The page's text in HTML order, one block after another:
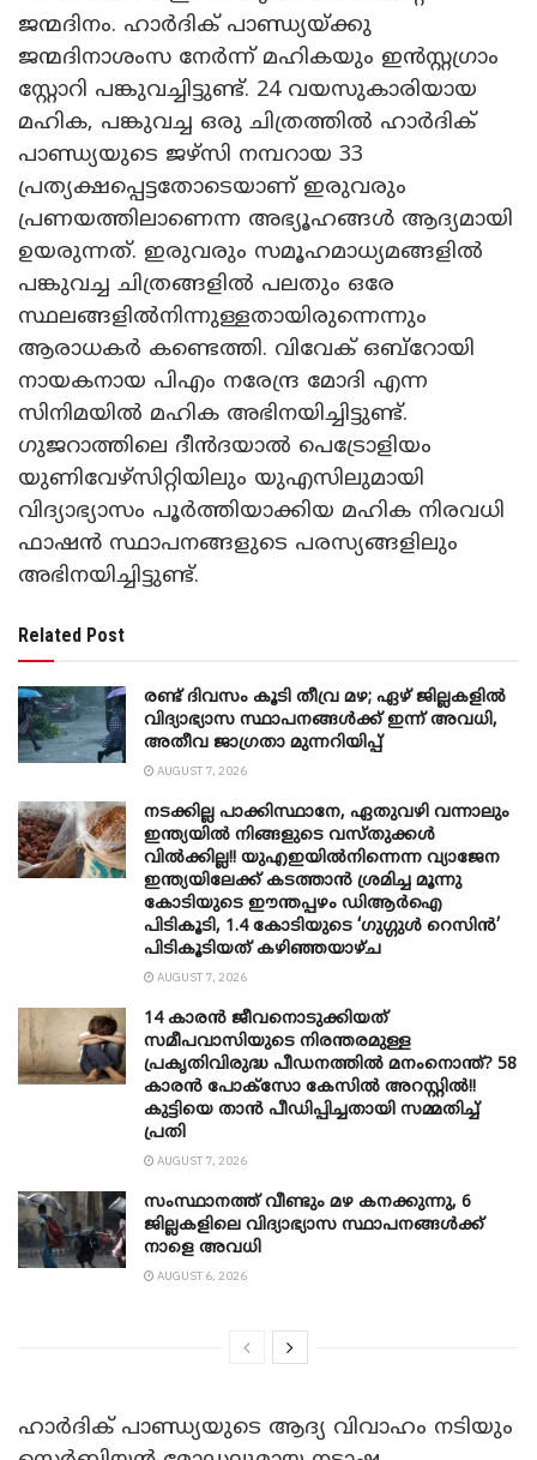
ജന്മദിനം. ഹാർദിക് പാണ്ഡ്യയ്ക്കു
ജന്മദിനാശംസ നേർന്ന് മഹികയും ഇൻസ്റ്റഗ്രാം
സ്റ്റോറി പങ്കുവച്ചിട്ടുണ്ട്. 24 വയസുകാരിയായ
മഹിക, പങ്കുവച്ച ഒരു ചിത്രത്തിൽ ഹാർദിക്
പാണ്ഡ്യയുടെ ജഴ്സി നമ്പറായ 33
പ്രത്യക്ഷപ്പെട്ടതോടെയാണ് ഇരുവരും
പ്രണയത്തിലാണെന്ന അഭ്യൂഹങ്ങൾ ആദ്യമായി
ഉയരുന്നത്. ഇരുവരും സമൂഹമാധ്യമങ്ങളിൽ
പങ്കുവച്ച ചിത്രങ്ങളിൽ പലതും ഒരേ
സ്ഥലങ്ങളിൽനിന്നുള്ളതായിരുന്നെന്നും
ആരാധകർ കണ്ടെത്തി. വിവേക് ഒബ്റോയി
നായകനായ പിഎം നരേന്ദ്ര മോദി എന്ന
സിനിമയിൽ മഹിക അഭിനയിച്ചിട്ടുണ്ട്.
ഗുജറാത്തിലെ ദീൻദയാൽ പെട്രോളിയം
യുണിവേഴ്സിറ്റിയിലും യുഎസിലുമായി
വിദ്യാഭ്യാസം പൂർത്തിയാക്കിയ മഹിക നിരവധി
ഫാഷൻ സ്ഥാപനങ്ങളുടെ പരസ്യങ്ങളിലും
അഭിനയിച്ചിട്ടുണ്ട്.
Related Post
രണ്ട് ദിവസം കൂടി തീവ്ര മഴ; ഏഴ് ജില്ലകളിൽ
വിദ്യാഭ്യാസ സ്ഥാപനങ്ങൾക്ക് ഇന്ന് അവധി,
അതീവ ജാ​ഗ്രതാ മുന്നറിയിപ്പ്
AUGUST 7, 2026
നടക്കില്ല പാക്കിസ്ഥാനേ, ഏതുവഴി വന്നാലും
ഇന്ത്യയിൽ നിങ്ങളുടെ വസ്തുക്കൾ
വിൽക്കില്ല!! യുഎഇയിൽനിന്നെന്ന വ്യാജേന
ഇന്ത്യയിലേക്ക് കടത്താൻ ശ്രമിച്ച മൂന്നു
കോടിയുടെ ഈന്തപ്പഴം ഡിആർഐ
പിടികൂടി, 1.4 കോടിയുടെ ‘ഗുഗ്ഗുൾ റെസിൻ’
പിടികൂടിയത് കഴിഞ്ഞയാഴ്ച
AUGUST 7, 2026
14 കാരൻ ജീവനൊടുക്കിയത്
സമീപവാസിയുടെ നിരന്തരമുള്ള
പ്രകൃതിവിരുദ്ധ പീഡനത്തിൽ മനംനൊന്ത്? 58
കാരൻ പോക്സോ കേസിൽ അറസ്റ്റിൽ!!
കുട്ടിയെ താൻ പീഡിപ്പിച്ചതായി സമ്മതിച്ച്
പ്രതി
AUGUST 7, 2026
സംസ്ഥാനത്ത് വീണ്ടും മഴ കനക്കുന്നു, 6
ജില്ലകളിലെ വിദ്യാഭ്യാസ സ്ഥാപനങ്ങൾക്ക്
നാളെ അവധി
AUGUST 6, 2026
ഹാർദിക് പാണ്ഡ്യയുടെ ആദ്യ വിവാ​ഹം നടിയും